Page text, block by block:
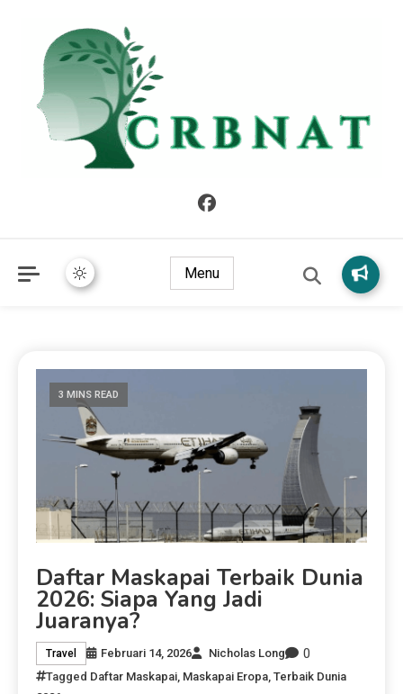
Menu
3 MINS READ
Daftar Maskapai Terbaik Dunia
2026: Siapa Yang Jadi
Juaranya?
Travel Februari 14, 2026 Nicholas Long 0
Tagged Daftar Maskapai Maskapai Eropa Terbaik Dunia